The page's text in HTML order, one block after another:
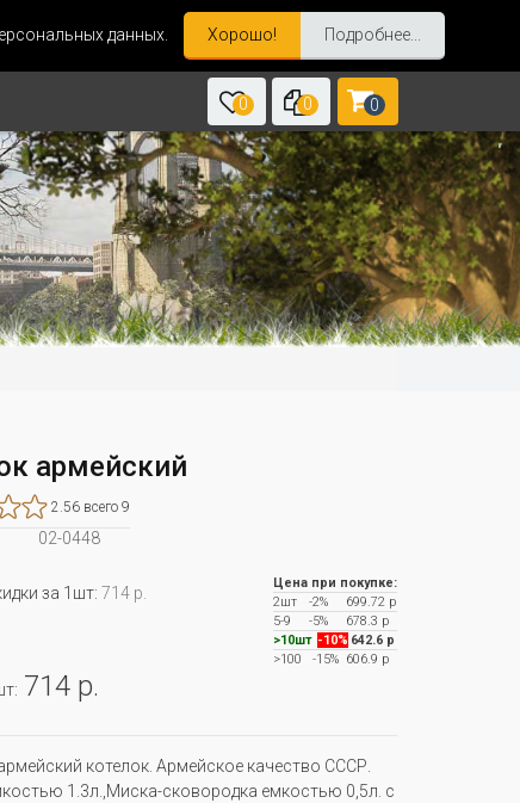
данных. Хорошо! Подробнее...
0 0 0
армейский
2.56 всего 9
02-0448
за 1шт: 714 р.
714 р.
Цена при покупке:
2шт
-2%
699.72 р
5-9
-5%
678.3 р
>10шт -10% 642.6 р
>100
-15%606.9 р
котелок. Армейское качество СССР.
1.3л.,Миска-сковородка емкостью 0,5л. с